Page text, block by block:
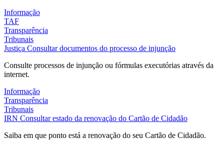
Informação
TAF
Transparência
Tribunais
Justiça Consultar documentos do processo de injunção
Consulte processos de injunção ou fórmulas executórias através da
internet.
Informação
Transparência
Tribunais
IRN Consultar estado da renovação do Cartão de Cidadão
Saiba em que ponto está a renovação do seu Cartão de Cidadão.